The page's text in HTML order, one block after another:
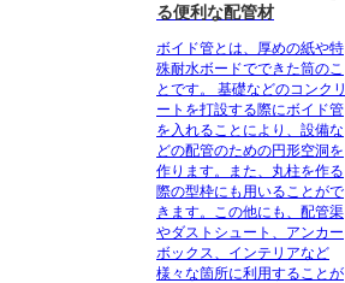
る便利な配管材
ボイド管とは、厚めの紙や特
殊耐水ボードでできた筒のこ
とです。
基礎などのコンクリ
ートを打設する際にボイド管
を入れることにより、設備な
どの配管のための円形空洞を
作ります。また、丸柱を作る
際の型枠にも用いることがで
きます。この他にも、配管渠
やダストシュート、アンカー
ボックス、インテリアなど
様々な箇所に利用することが